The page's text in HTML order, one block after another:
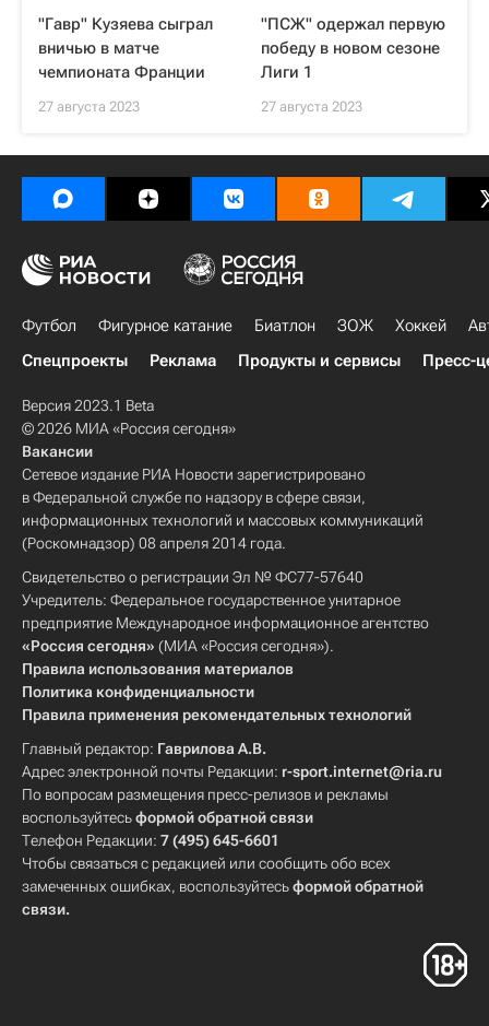
"Гавр" Кузяева сыграл
вничью в матче
чемпионата Франции
27 августа 2023
"ПСЖ" одержал первую
победу в новом сезоне
Лиги 1
27 августа 2023
Футбол Фигурное катание Биатлон ЗОЖ Хоккей
Спецпроекты
Реклама Продукты и сервисы Пресс-
Версия 2023.1 Beta
© 2026 МИА «Россия сегодня»
Вакансии
Сетевое издание РИА Новости зарегистрировано
в Федеральной службе по надзору в сфере связи,
информационных технологий и массовых коммуникаций
(Роскомнадзор) 08 апреля 2014 года.
Свидетельство о регистрации Эл № ФС77-57640
Учредитель: Федеральное государственное унитарное
предприятие Международное информационное агентство
«Россия сегодня» (МИА «Россия сегодня»).
Правила использования материалов
Политика конфиденциальности
Правила применения рекомендательных технологий
Главный редактор: Гаврилова А.В.
Адрес электронной почты Редакции: r-sport.internet@ria.ru
По вопросам размещения пресс-релизов и рекламы
воспользуйтесьформой обратной связи
Телефон Редакции: 7 (495) 645-6601
Чтобы связаться с редакцией или сообщить обо всех
замеченных ошибках, воспользуйтесьформой обратной
связи.